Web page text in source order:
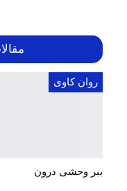
روان کاوی
ببر وحشی درون